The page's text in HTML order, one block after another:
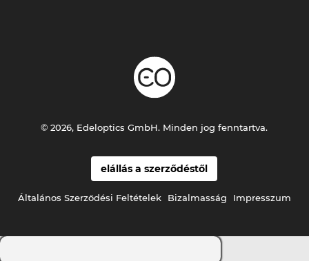
elállás a szerződéstől
Általános Szerződési Feltételek Bizalmasság Impresszum
© 2026, Edeloptics GmbH. Minden jog fenntartva.